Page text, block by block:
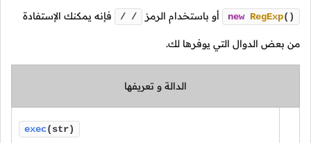
new RegExp() أو باستخدام الرمز / / فإنه يمكنك الإستفادة
من بعض الدوال التي يوفرها لك.
الدالة و تعريفها
exec(str)